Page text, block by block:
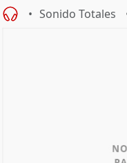
Sonido Totales